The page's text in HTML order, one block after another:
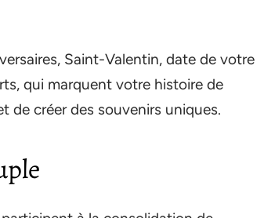
Saint-Valentin, date de votre
qui marquent votre histoire de
de créer des souvenirs uniques.